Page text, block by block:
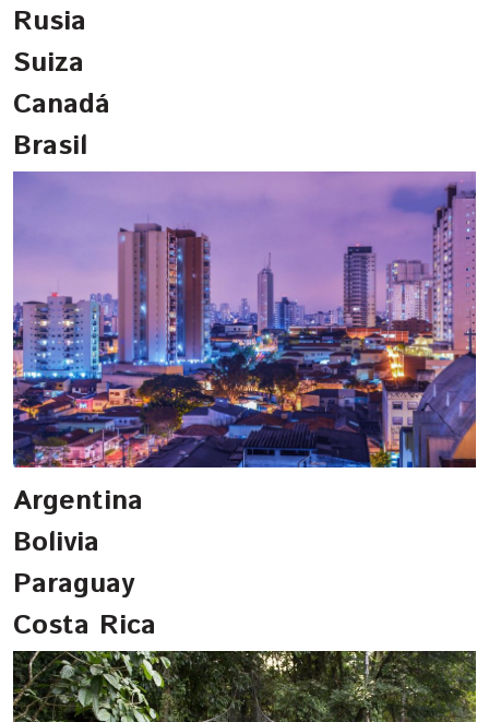
Rusia
Suiza
Canadá
Brasil
Argentina
Bolivia
Paraguay
Costa Rica